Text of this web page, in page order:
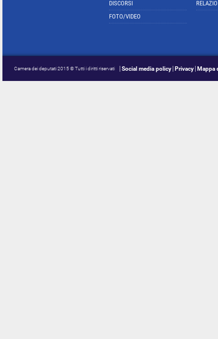
DISCORSI
FOTO/VIDEO
Camera dei deputati 2015 © Tutti i diritti riservati Social media policy Privacy Mappa